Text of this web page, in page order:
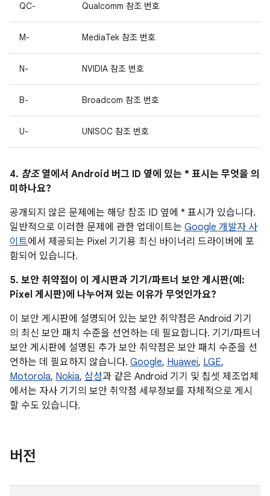
QC- Qualcomm 참조 번호
M- MediaTek 참조 번호
N- NVIDIA 참조 번호
B- Broadcom 참조 번호
U- UNISOC 참조 번호
4. 참조열에서 Android 버그 ID 옆에 있는 * 표시는 무엇을 의
미하나요?
공개되지 않은 문제에는 해당 참조 ID 옆에 * 표시가 있습니다.
일반적으로 이러한 문제에 관한 업데이트는 Google 개발자 사
이트에서 제공되는 Pixel 기기용 최신 바이너리 드라이버에 포
함되어 있습니다.
5. 보안 취약점이 이 게시판과 기기/파트너 보안 게시판(예:
Pixel 게시판)에 나누어져 있는 이유가 무엇인가요?
이 보안 게시판에 설명되어 있는 보안 취약점은 Android 기기
의 최신 보안 패치 수준을 선언하는 데 필요합니다. 기기/파트너
보안 게시판에 설명된 추가 보안 취약점은 보안 패치 수준을 선
언하는 데 필요하지 않습니다. Google, Huawei, LGE,
Motorola, Nokia, 삼성과 같은 Android 기기 및 칩셋 제조업체
에서는 자사 기기의 보안 취약점 세부정보를 자체적으로 게시
할 수도 있습니다.
버전